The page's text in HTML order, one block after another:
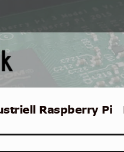
Raspberry Pi